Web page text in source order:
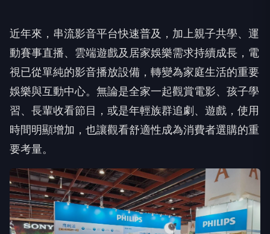
近年來，串流影音平台快速普及，加上親子共學、運
動賽事直播、雲端遊戲及居家娛樂需求持續成長，電
視已從單純的影音播放設備，轉變為家庭生活的重要
娛樂與互動中心。無論是全家一起觀賞電影、孩子學
習、長輩收看節目，或是年輕族群追劇、遊戲，使用
時間明顯增加，也讓觀看舒適性成為消費者選購的重
要考量。